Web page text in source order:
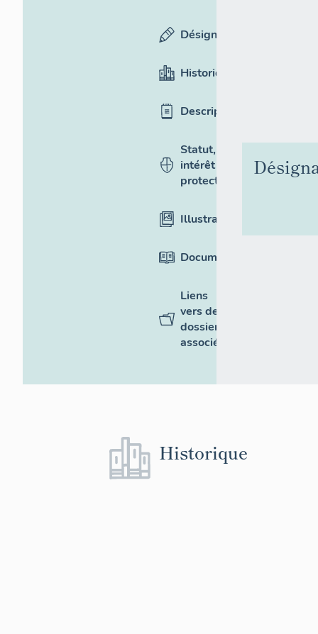
Désignation
Historique
Description
Statut,
intérêt et
protection
Illustrations
Documentation
Liens
vers des
dossiers
associés
Historique